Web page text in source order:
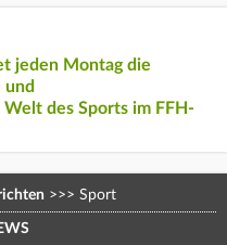
jeden Montag die
und
des Sports im FFH-
>>> Sport